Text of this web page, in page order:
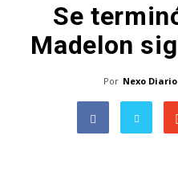
Se
Madelon
Por Nexo Diario